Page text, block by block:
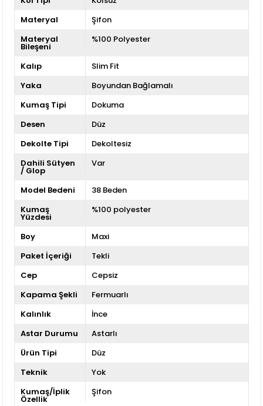
Materyal
Şifon
Materyal
Bileşeni
%100 Polyester
Kalıp
Slim Fit
Yaka
Boyundan Bağlamalı
Kumaş Tipi
Dokuma
Desen
Düz
Dekolte Tipi
Dekoltesiz
Dahili Sütyen
/ Glop
Var
Model Bedeni
38 Beden
Kumaş
Yüzdesi
%100 polyester
Boy
Maxi
Paket İçeriği
Tekli
Cep
Cepsiz
Kapama Şekli
Fermuarlı
Kalınlık
İnce
Astar Durumu
Astarlı
Ürün Tipi
Düz
Teknik
Yok
Kumaş/İplik
Özellik
Şifon